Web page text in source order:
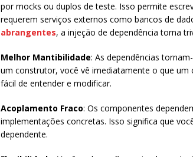
por mocks ou duplos de teste. Isso permite
requerem serviços externos como bancos de
abrangentes, a injeção de dependência torna
Melhor Mantibilidade: As dependências
um construtor, você vê imediatamente o que
fácil de entender e modificar.
Acoplamento Fraco: Os componentes
implementações concretas. Isso significa que
dependente.